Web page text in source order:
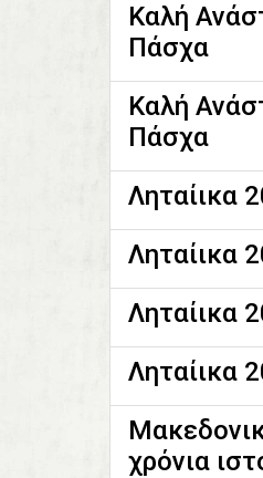
Καλή
Πάσχα
Καλή
Πάσχα
Ληταίικα
Ληταίικα
Ληταίικα
Ληταίικα
χρόνια